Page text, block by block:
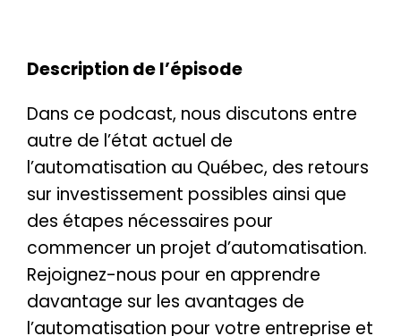
Description de l’épisode
Dans ce podcast, nous discutons entre
autre de l’état actuel de
l’automatisation au Québec, des retours
sur investissement possibles ainsi que
des étapes nécessaires pour
commencer un projet d’automatisation.
Rejoignez-nous pour en apprendre
davantage sur les avantages de
l’automatisation pour votre entreprise et